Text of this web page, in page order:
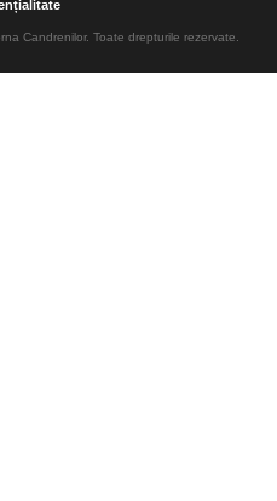
Candrenilor. Toate drepturile rezervate.